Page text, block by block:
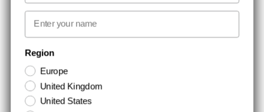
NYHEDSBREV TILMELDING
Hold dig opdateret med gode tilbud og produktnyheder. Din e-mail
opbevares sikkert og du kan til enhver tid
First name
Region
Europe
United Kingdom
United States